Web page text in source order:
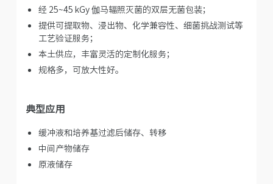
经 25~45 kGy 伽马辐照灭菌的双层无菌包装；
提供可提取物、浸出物、化学兼容性、细菌挑战测试等
工艺验证服务；
本土供应，丰富灵活的定制化服务；
规格多，可放大性好。
典型应用
缓冲液和培养基过滤后储存、转移
中间产物储存
原液储存